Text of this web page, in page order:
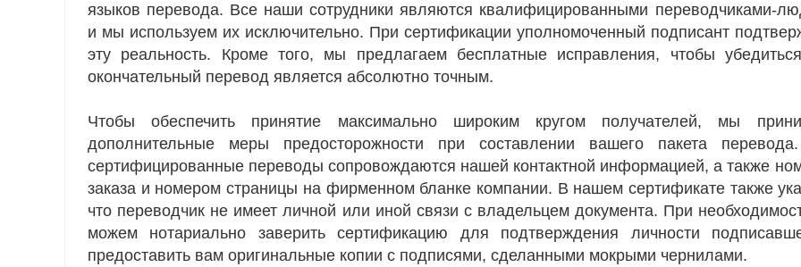
языков перевода. Все наши сотрудники являются квалифицированными переводчиками-
и мы используем их исключительно. При сертификации уполномоченный подписант
эту реальность. Кроме того, мы предлагаем бесплатные исправления, чтобы
окончательный перевод является абсолютно точным.
Чтобы обеспечить принятие максимально широким кругом получателей, мы
дополнительные меры предосторожности при составлении вашего пакета
сертифицированные переводы сопровождаются нашей контактной информацией, а также
заказа и номером страницы на фирменном бланке компании. В нашем сертификате также
что переводчик не имеет личной или иной связи с владельцем документа. При
можем нотариально заверить сертификацию для подтверждения личности
предоставить вам оригинальные копии с подписями, сделанными мокрыми чернилами.